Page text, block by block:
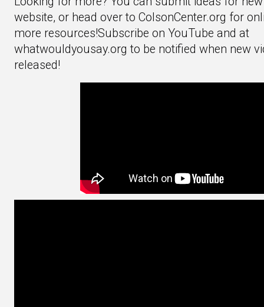
website, or head over to ColsonCenter.org for
more resources!Subscribe on YouTube and at
whatwouldyousay.org to be notified when new
released!